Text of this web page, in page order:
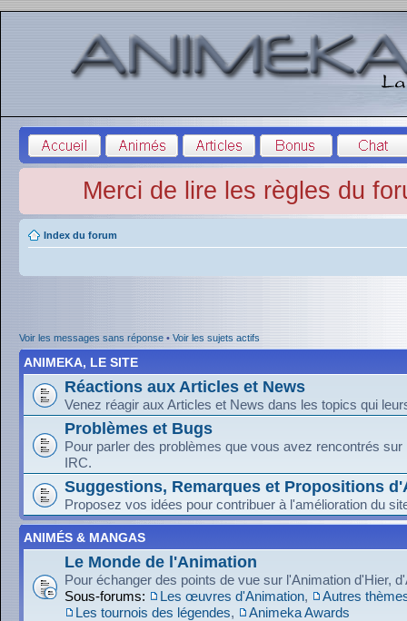
Merci de lire les règles du
Index du forum
Voir les messages sans réponse • Voir les sujets actifs
ANIMEKA, LE SITE
Réactions aux Articles et News
Venez réagir aux Articles et News dans les topics qui
Problèmes et Bugs
Pour parler des problèmes que vous avez rencontrés
IRC.
Suggestions, Remarques et Propositions
Proposez vos idées pour contribuer à l'amélioration du
ANIMÉS & MANGAS
Le Monde de l'Animation
Pour échanger des points de vue sur l'Animation d'Hier,
Sous-forums:
Les œuvres d'Animation,
Autres
Les tournois des légendes, Animeka Awards